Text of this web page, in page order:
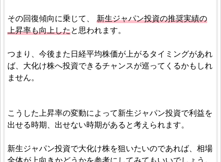
その回復傾向に乗じて、 新生ジャパン投資の推奨実績の
上昇率も向上したと思われます。
つまり、今後また日経平均株価が上がるタイミングがあれ
ば、大化け株へ投資できるチャンスが巡ってくるかもしれ
ません。
こうした上昇率の変動によって新生ジャパン投資で利益を
出せる時期、出せない時期があると考えられます。
新生ジャパン投資で大化け株を狙いたいのであれば、相場
全体が上向きかどうかを参考にしてみてもいいでしょう。